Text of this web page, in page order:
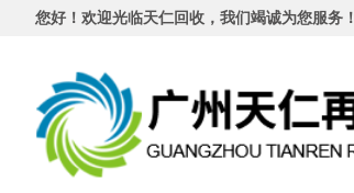
您好！欢迎光临天仁回收，我们竭诚为您服务！